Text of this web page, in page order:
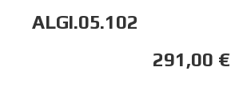
ALGI.05.102
291,00 €